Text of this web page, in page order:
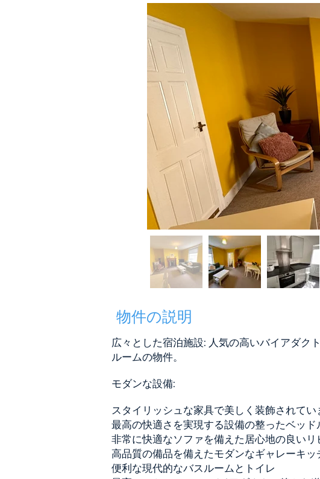
物件の説明
広々とした宿泊施設: 人気の高いバイアダク
ルームの物件。
モダンな設備:
スタイリッシュな家具で美しく装飾されてい
最高の快適さを実現する設備の整ったベッド
非常に快適なソファを備えた居心地の良いリ
高品質の備品を備えたモダンなギャレーキッ
便利な現代的なバスルームとトイレ